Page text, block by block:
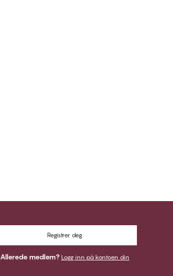
Registrer deg
Allerede medlem? Logg inn på kontoen din